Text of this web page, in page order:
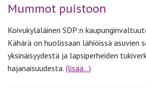
Mummot puistoon
Koivukyläläinen SDP:n
Kähärä on huolissaan lähiöissä asuvien
yksinäisyydestä ja lapsiperheiden
hajanaisuudesta. (lisää…)